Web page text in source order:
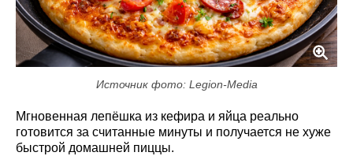
Источник фото: Legion-Media
Мгновенная лепёшка из кефира и яйца реально
готовится за считанные минуты и получается не хуже
быстрой домашней пиццы.